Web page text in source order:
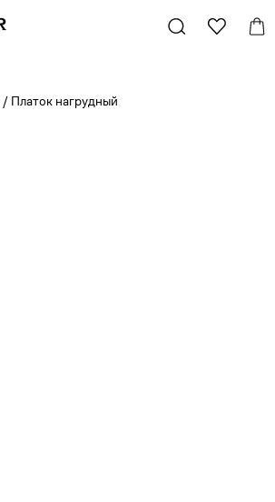
/ Платок нагрудный